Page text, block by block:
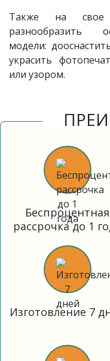
Также на свое
разнообразить
модели:
украсить
или узором.
Беспроцентная
рассрочка до 1
Изготовление 7